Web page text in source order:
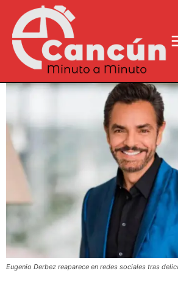
Eugenio Derbez reaparece en redes sociales tras